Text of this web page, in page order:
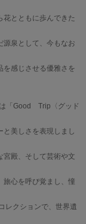
花とともに歩んできた
源泉として、今もなお
を感じさせる優雅さを
は「Good Trip〈グッド
と美しさを表現しまし
宮殿、そして芸術や文
旅心を呼び覚まし、憧
レクションで、世界遺